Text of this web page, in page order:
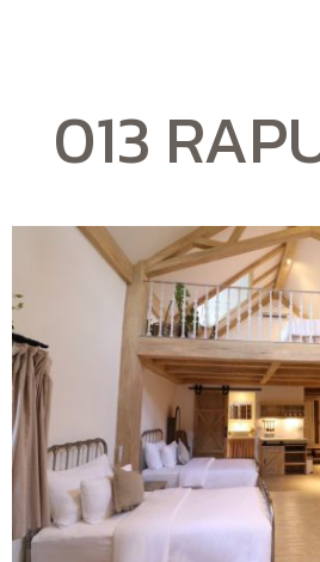
013